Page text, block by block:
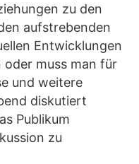
zu den
aufstrebenden
Entwicklungen
muss man für
und weitere
diskutiert
Publikum
zu